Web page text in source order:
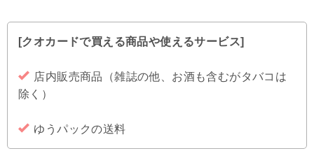
[クオカードで買える商品や使えるサービス]
店内販売商品（雑誌の他、お酒も含むがタバコは
除く）
ゆうパックの送料